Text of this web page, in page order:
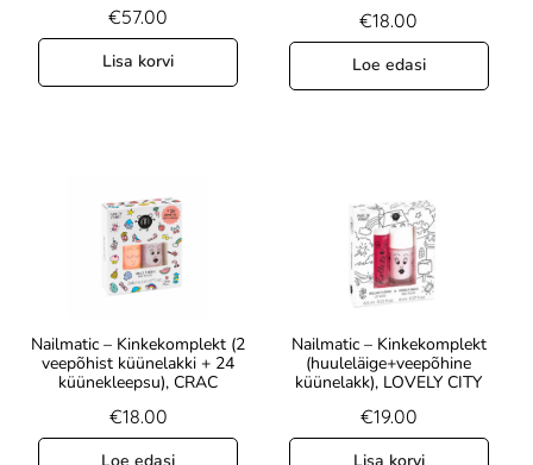
€57.00
Lisa korvi
€18.00
Loe edasi
Nailmatic – Kinkekomplekt (2
veepõhist küünelakki + 24
küünekleepsu), CRAC
€18.00
Nailmatic – Kinkekomplekt
(huuleläige+veepõhine
küünelakk), LOVELY CITY
€19.00